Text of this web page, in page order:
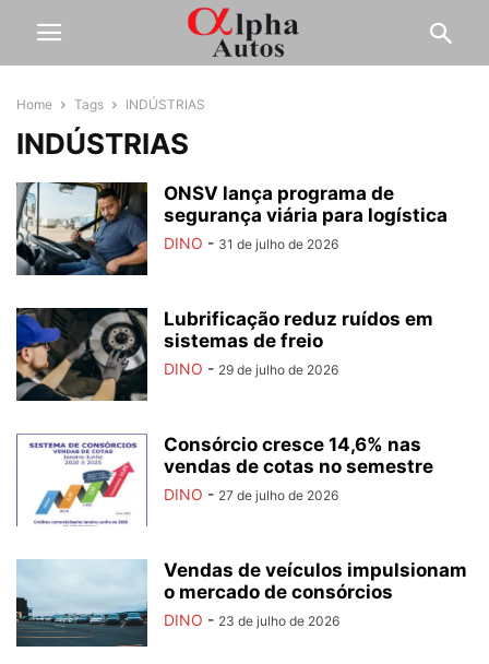
Home Tags INDÚSTRIAS
INDÚSTRIAS
ONSV lança programa de
segurança viária para logística
DINO - 31 de julho de 2026
Lubrificação reduz ruídos em
sistemas de freio
DINO - 29 de julho de 2026
Consórcio cresce 14,6% nas
vendas de cotas no semestre
DINO - 27 de julho de 2026
Vendas de veículos impulsionam
o mercado de consórcios
DINO - 23 de julho de 2026